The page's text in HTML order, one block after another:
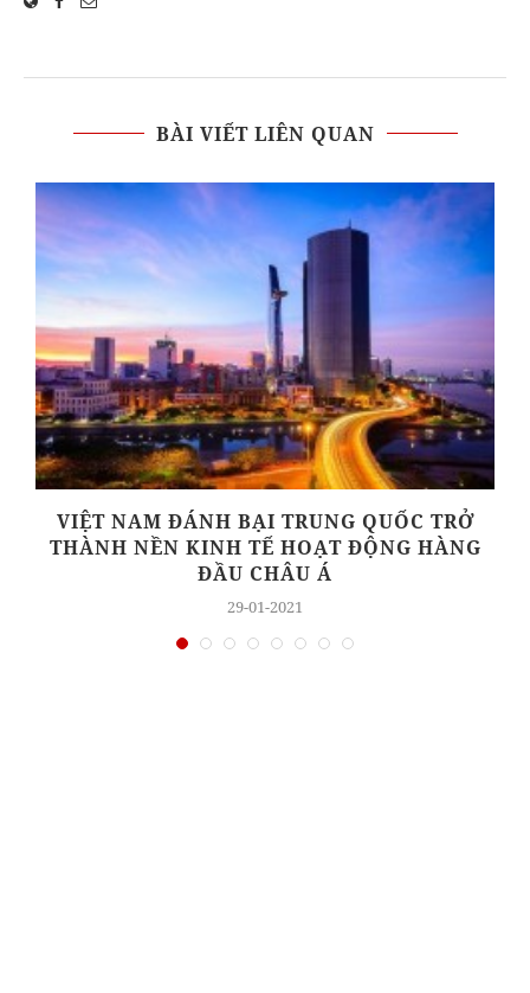
BÀI VIẾT LIÊN QUAN
VIỆT NAM ĐÁNH BẠI TRUNG QUỐC TRỞ
THÀNH NỀN KINH TẾ HOẠT ĐỘNG HÀNG
ĐẦU CHÂU Á
29-01-2021